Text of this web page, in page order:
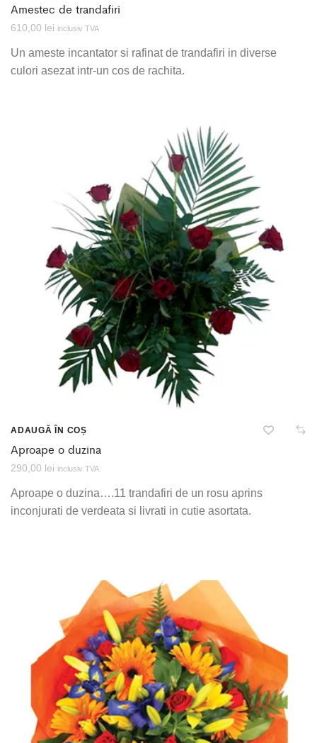
Amestec de trandafiri
610,00 lei inclusiv TVA
Un ameste incantator si rafinat de trandafiri in diverse
culori asezat intr-un cos de rachita.
ADAUGĂ ÎN COȘ
Aproape o duzina
290,00 lei inclusiv TVA
Aproape o duzina….11 trandafiri de un rosu aprins
inconjurati de verdeata si livrati in cutie asortata.